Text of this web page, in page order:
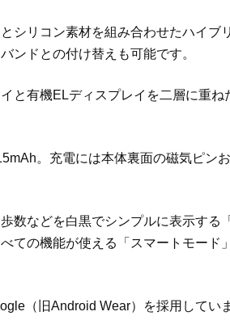
シリコン素材を組み合わせたハイブ
ンドとの付け替えも可能です。
と有機ELディスプレイを二層に重
。充電には本体裏面の磁気ピン
数などを白黒でシンプルに表示する
ての機能が使える「スマートモード
（旧Android Wear）を採用してい